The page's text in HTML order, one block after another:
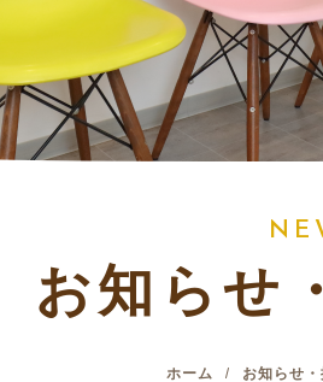
N E
お知らせ
ホーム お知らせ